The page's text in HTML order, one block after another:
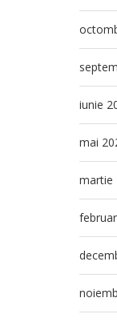
iunie
mai
martie